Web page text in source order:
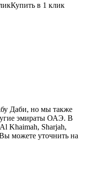
Купить в 1 клик
Даби, но мы также
эмираты ОАЭ. В
Khaimah, Sharjah,
можете уточнить на